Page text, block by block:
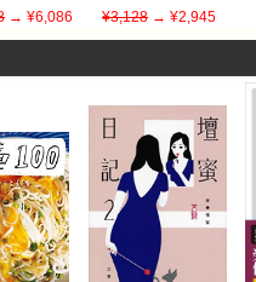
→ ¥6,086 ¥3,128 → ¥2,945